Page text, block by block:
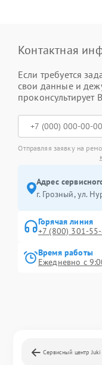
Контактная
Если требуется
свои данные и
проконсультирует
Отправляя заявку на
Адрес
г. Грозный, ул.
Горячая линия
+7 (800) 301-
Время работы
Ежедневно с
Сервисный центр Juki